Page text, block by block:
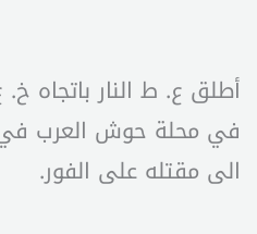
في محلة حوش العرب في
الى مقتله على الفور.